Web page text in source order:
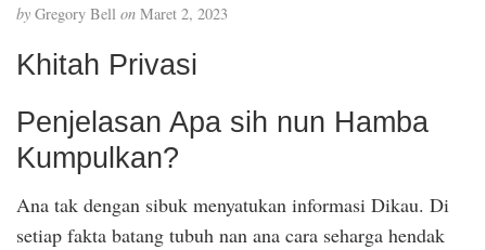
by Gregory Bell on Maret 2, 2023
Khitah Privasi
Penjelasan Apa sih nun Hamba
Kumpulkan?
Ana tak dengan sibuk menyatukan informasi Dikau. Di
setiap fakta batang tubuh nan ana cara seharga hendak